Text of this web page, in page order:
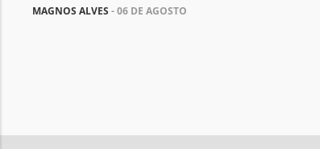
MAGNOS ALVES - 06 DE AGOSTO